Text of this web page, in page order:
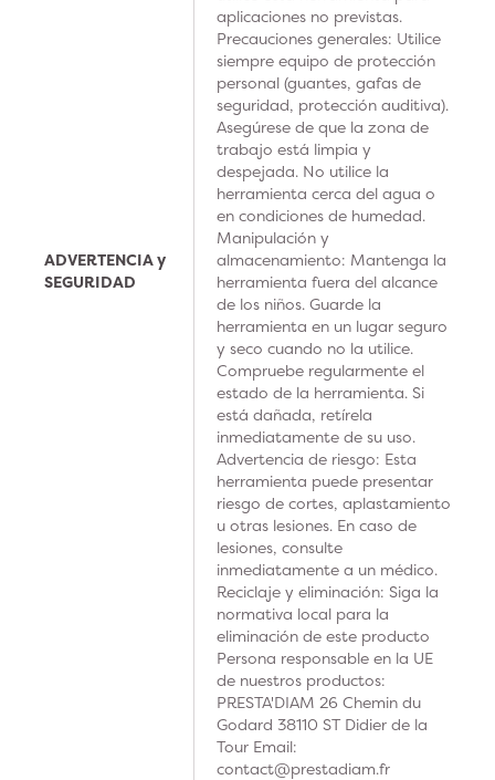
ADVERTENCIA y
SEGURIDAD
aplicaciones no previstas.
Precauciones generales: Utilice
siempre equipo de protección
personal (guantes, gafas de
seguridad, protección auditiva).
Asegúrese de que la zona de
trabajo está limpia y
despejada. No utilice la
herramienta cerca del agua o
en condiciones de humedad.
Manipulación y
almacenamiento: Mantenga la
herramienta fuera del alcance
de los niños. Guarde la
herramienta en un lugar seguro
y seco cuando no la utilice.
Compruebe regularmente el
estado de la herramienta. Si
está dañada, retírela
inmediatamente de su uso.
Advertencia de riesgo: Esta
herramienta puede presentar
riesgo de cortes, aplastamiento
u otras lesiones. En caso de
lesiones, consulte
inmediatamente a un médico.
Reciclaje y eliminación: Siga la
normativa local para la
eliminación de este producto
Persona responsable en la UE
de nuestros productos:
PRESTA'DIAM 26 Chemin du
Godard 38110 ST Didier de la
Tour Email:
contact@prestadiam.fr